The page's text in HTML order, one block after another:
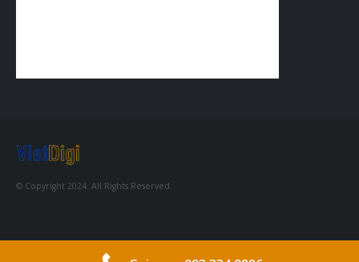
© Copyright 2024. All Rights Reserved.